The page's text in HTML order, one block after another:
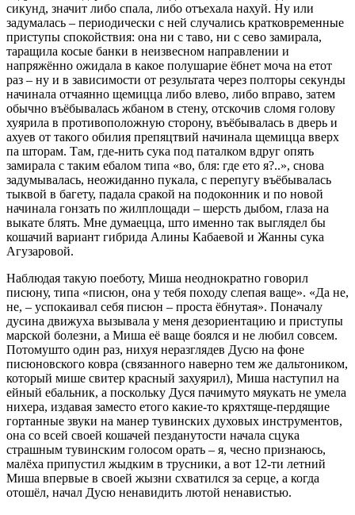
сикунд, значит либо спала, либо отъехала нахуй. Ну или
задумалась – периодически с ней случались кратковременные
приступы спокойствия: она ни с таво, ни с сево замирала,
таращила косые банки в неизвесном направлении и
напряжённо ожидала в какое полушарие ёбнет моча на етот
раз – ну и в зависимости от результата через полторы секунды
начинала отчаянно щемицца либо влево, либо вправо, затем
обычно въёбывалась жбаном в стену, отскочив сломя голову
хуярила в противоположную сторону, въёбывалась в дверь и
ахуев от такого обилия препяцтвий начинала щемицца вверх
па шторам. Там, где-нить сука под паталком вдруг опять
замирала с таким ебалом типа «во, бля: где ето я?..», снова
задумывалась, неожиданно пукала, с перепугу въёбывалась
тыквой в багету, падала сракой на подоконник и по новой
начинала гонзать по жилплощади – шерсть дыбом, глаза на
выкате блять. Мне думаецца, што именно так выглядел бы
кошачий вариант гибрида Алины Кабаевой и Жанны сука
Агузаровой.
Наблюдая такую поеботу, Миша неоднократно говорил
писюну, типа «писюн, она у тебя походу слепая ваще». «Да не,
не, – успокаивал себя писюн – проста ёбнутая». Поначалу
дусина движуха вызывала у меня дезориентацию и приступы
марской болезни, а Миша её ваще боялся и не любил совсем.
Потомушто один раз, нихуя неразглядев Дусю на фоне
писюновского ковра (связанного наверно тем же дальтоником,
который мише свитер красный захуярил), Миша наступил на
ейный ебальник, а поскольку Дуся пачимуто мяукать не умела
нихера, издавая заместо етого какие-то кряхтяще-пердящие
гортанные звуки на манер тувинских духовых инструментов,
она со всей своей кошачей пезданутости начала сцука
страшным тувинским голосом орать – я, чесно признаюсь,
малёха припустил жыдким в трусники, а вот 12-ти летний
Миша впервые в своей жызни схватился за серце, а когда
отошёл, начал Дусю ненавидить лютой ненавистью.